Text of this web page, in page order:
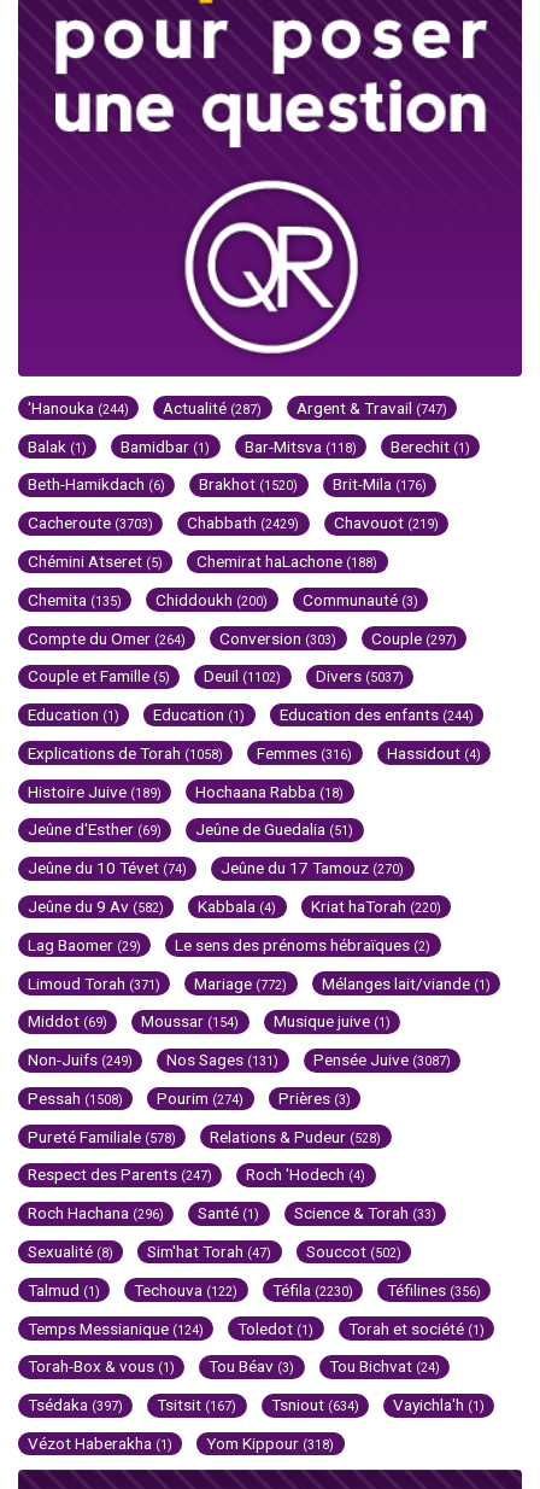
'Hanouka (244) Actualité (287) Argent & Travail (747)
Balak (1) Bamidbar (1) Bar-Mitsva (118) Berechit (1)
Beth-Hamikdach (6) Brakhot (1520) Brit-Mila (176)
Cacheroute (3703) Chabbath (2429) Chavouot (219)
Chémini Atseret (5) Chemirat haLachone (188)
Chemita (135) Chiddoukh (200) Communauté (3)
Compte du Omer (264) Conversion (303) Couple (297)
Couple et Famille (5) Deuil (1102) Divers (5037)
Education (1) Education (1) Education des enfants (244)
Explications de Torah (1058) Femmes (316) Hassidout (4)
Histoire Juive (189) Hochaana Rabba (18)
Jeûne d'Esther (69) Jeûne de Guedalia (51)
Jeûne du 10 Tévet (74) Jeûne du 17 Tamouz (270)
Jeûne du 9 Av (582) Kabbala (4) Kriat haTorah (220)
Lag Baomer (29) Le sens des prénoms hébraïques (2)
Limoud Torah (371) Mariage (772) Mélanges lait/viande (1)
Middot (69) Moussar (154) Musique juive (1)
Non-Juifs (249) Nos Sages (131) Pensée Juive (3087)
Pessah (1508) Pourim (274) Prières (3)
Pureté Familiale (578) Relations & Pudeur (528)
Respect des Parents (247) Roch 'Hodech (4)
Roch Hachana (296) Santé (1) Science & Torah (33)
Sexualité (8) Sim'hat Torah (47) Souccot (502)
Talmud (1) Techouva (122) Téfila (2230) Téfilines (356)
Temps Messianique (124) Toledot (1) Torah et société (1)
Torah-Box & vous (1) Tou Béav (3) Tou Bichvat (24)
Tsédaka (397) Tsitsit (167) Tsniout (634) Vayichla'h (1)
Vézot Haberakha (1) Yom Kippour (318)